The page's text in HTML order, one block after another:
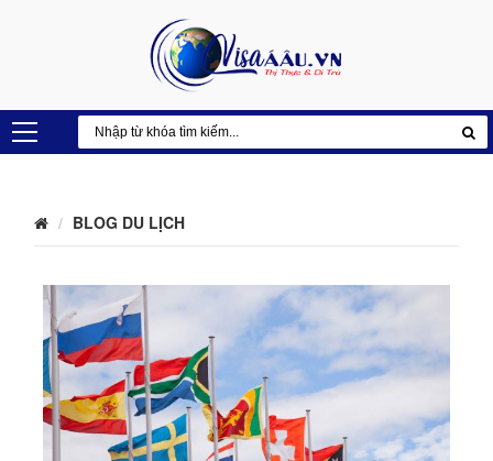
BLOG DU LỊCH